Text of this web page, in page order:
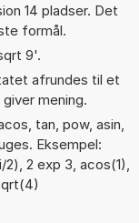
14 pladser. Det
formål.
9'.
afrundes til et
mening.
tan, pow, asin,
Eksempel:
2 exp 3, acos(1),